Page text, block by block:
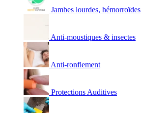
Jambes lourdes, hémorroïdes
Anti-moustiques & insectes
Anti-ronflement
Protections Auditives